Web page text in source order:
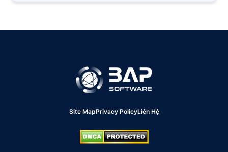
Site MapPrivacy PolicyLiên Hệ